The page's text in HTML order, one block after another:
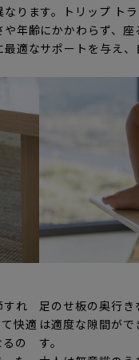
ります。トリップ ト
年齢にかかわらず、
適なサポートを与え、
すれ
快適
の
足のせ板の奥行き
は適度な隙間が
す。